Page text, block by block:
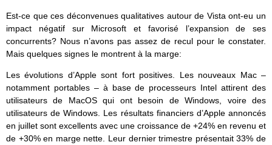
Est-ce que ces déconvenues qualitatives autour de Vista ont-eu un
impact négatif sur Microsoft et favorisé l’expansion de ses
concurrents? Nous n’avons pas assez de recul pour le constater.
Mais quelques signes le montrent à la marge:
Les évolutions d’Apple sont fort positives. Les nouveaux Mac –
notamment portables – à base de processeurs Intel attirent des
utilisateurs de MacOS qui ont besoin de Windows, voire des
utilisateurs de Windows. Les résultats financiers d’Apple annoncés
en juillet sont excellents avec une croissance de +24% en revenu et
de +30% en marge nette. Leur dernier trimestre présentait 33% de